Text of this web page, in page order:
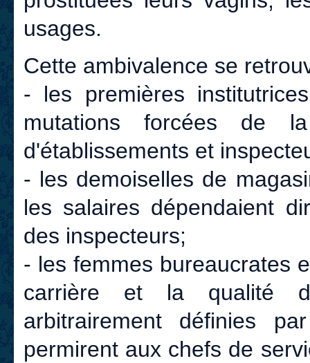
usages.
Cette ambivalence se
- les premières
mutations forcées de
d'établissements et
- les demoiselles de
les salaires dépendaient
des inspecteurs;
- les femmes bureaucrates
carrière et la qualité
arbitrairement définies
permirent aux chefs de